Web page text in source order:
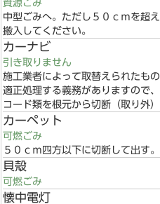
資源ごみ
中型ごみへ。ただし５０ｃｍを超
搬入してください。
カーナビ
引き取りません
施工業者によって取替えられたも
適正処理する義務がありますので
コード類を根元から切断（取り外
カーペット
可燃ごみ
５０ｃｍ四方以下に切断して出す。
貝殻
可燃ごみ
懐中電灯